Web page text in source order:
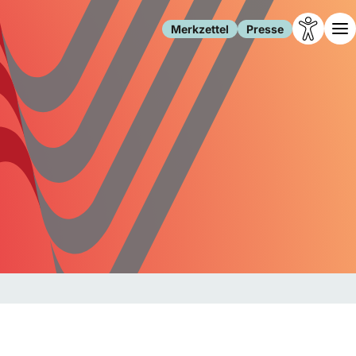
Merkzettel Presse
Leben
Familie
Freizeit
Gesundheit
Internet
Gesellschaft
Forschung
Migration
Polizei